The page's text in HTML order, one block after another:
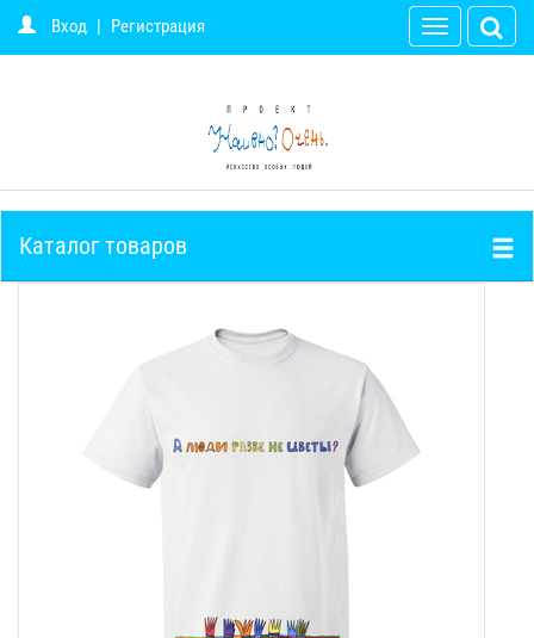
Вход | Регистрация
Toggle
navigation
Каталог товаров